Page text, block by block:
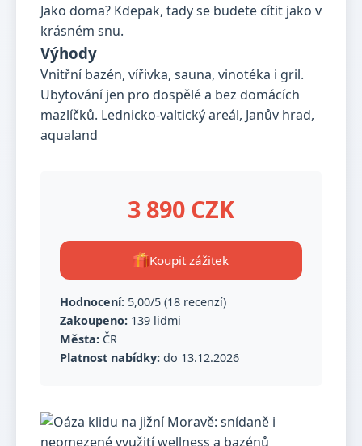
Jako doma? Kdepak, tady se budete cítit jako v
krásném snu.
Výhody
Vnitřní bazén, vířivka, sauna, vinotéka i gril.
Ubytování jen pro dospělé a bez domácích
mazlíčků. Lednicko-valtický areál, Janův hrad,
aqualand
3 890 CZK
Koupit zážitek
Hodnocení: 5,00/5 (18 recenzí)
Zakoupeno: 139 lidmi
Města: ČR
Platnost nabídky: do 13.12.2026